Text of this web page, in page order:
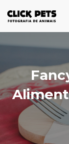
INVESTIMENTO
CONTATO